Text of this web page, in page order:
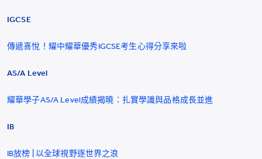
IGCSE
傳遞喜悅！耀中耀華優秀IGCSE考生心得分享來啦
AS/A Level
耀華學子AS/A Level成績揭曉：扎實學識與品格成長並進
IB
IB放榜 | 以全球視野逐世界之浪